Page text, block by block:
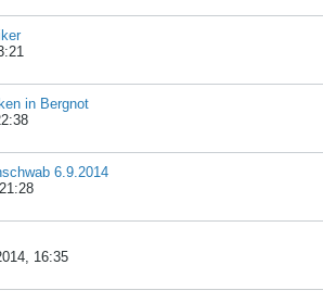
in Bergnot
6.9.2014
16:35